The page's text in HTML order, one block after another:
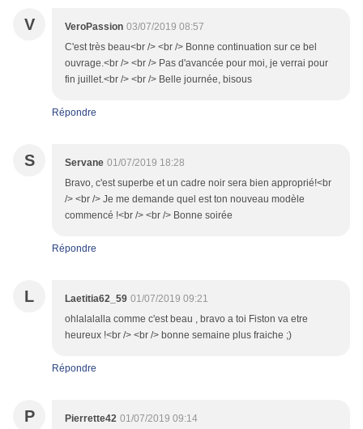
V VeroPassion 03/07/2019 08:57
C'est très beau<br /> <br /> Bonne continuation sur ce bel
ouvrage.<br /> <br /> Pas d'avancée pour moi, je verrai pour
fin juillet.<br /> <br /> Belle journée, bisous
Répondre
S Servane 01/07/2019 18:28
Bravo, c'est superbe et un cadre noir sera bien approprié!<br
/> <br /> Je me demande quel est ton nouveau modèle
commencé !<br /> <br /> Bonne soirée
Répondre
L Laetitia62_59 01/07/2019 09:21
ohlalalalla comme c'est beau , bravo a toi Fiston va etre
heureux !<br /> <br /> bonne semaine plus fraiche ;)
Répondre
P Pierrette42 01/07/2019 09:14